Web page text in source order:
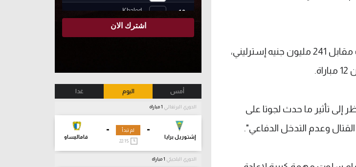
وبعد صيف حافل بصفقات مثل فلوريان فيرتز وألكسندر إيزاك مقابل 241 مليون جنيه إسترليني،
إلى تأثير ما حدث لجوتا على
وعدم التدخل الدفاعي".
أمس اليوم غدا
الدوري البرتغالي
-
إشتوريل برايا
-
فاماليساو
لم تبدأ
22:15
الدوري البلجيكي